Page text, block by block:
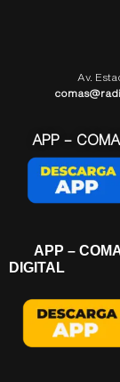
Av.
APP –
APP –
DIGITAL